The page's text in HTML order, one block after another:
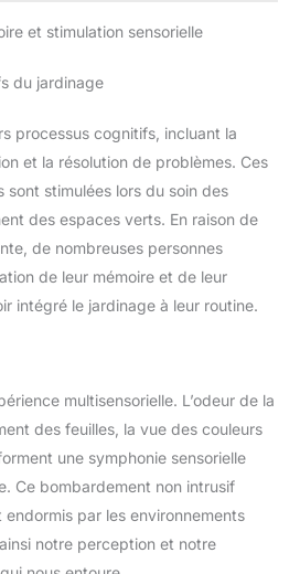
et stimulation sensorielle
du jardinage
processus cognitifs, incluant la
et la résolution de problèmes. Ces
stimulées lors du soin des
des espaces verts. En raison de
de nombreuses personnes
de leur mémoire et de leur
intégré le jardinage à leur routine.
multisensorielle. L’odeur de la
des feuilles, la vue des couleurs
une symphonie sensorielle
Ce bombardement non intrusif
endormis par les environnements
notre perception et notre